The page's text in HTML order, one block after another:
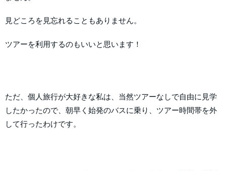
見どころを見忘れることもありません。
ツアーを利用するのもいいと思います！
ただ、個人旅行が大好きな私は、当然ツアーなしで自由に見学
したかったので、朝早く始発のバスに乗り、ツアー時間帯を外
して行ったわけです。